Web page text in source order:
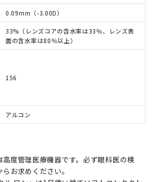
0.09mm（-3.00D）
33%（レンズコアの含水率は33％、レンズ表
面の含水率は80％以上）
156
アルコン
高度管理医療機器です。必ず眼科医の検
お求めください。